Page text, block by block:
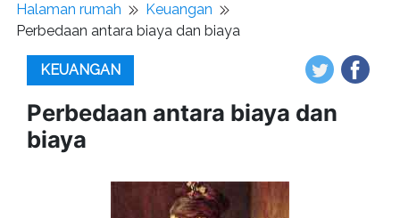
Halaman rumah
Keuangan
Perbedaan antara biaya dan biaya
KEUANGAN
Perbedaan antara biaya dan
biaya